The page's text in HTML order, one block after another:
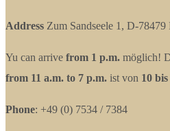
Address Zum Sandseele 1, D-78479
Yu can arrive from 1 p.m. möglich!
from 11 a.m. to 7 p.m. ist von 10
Phone: +49 (0) 7534 / 7384